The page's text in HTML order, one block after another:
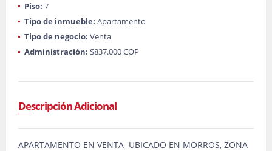
Piso: 7
Tipo de inmueble: Apartamento
Tipo de negocio: Venta
Administración: $837.000 COP
Descripción Adicional
APARTAMENTO EN VENTA UBICADO EN MORROS, ZONA